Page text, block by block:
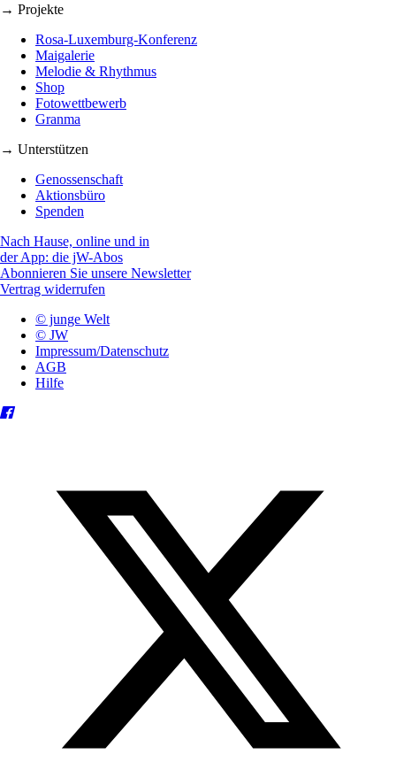
→ Projekte
Rosa-Luxemburg-Konferenz
Maigalerie
Melodie & Rhythmus
Shop
Fotowettbewerb
Granma
→ Unterstützen
Genossenschaft
Aktionsbüro
Spenden
Nach Hause, online und in
der App: die jW-Abos
Abonnieren Sie unsere Newsletter
Vertrag widerrufen
© junge Welt
© JW
Impressum/Datenschutz
AGB
Hilfe